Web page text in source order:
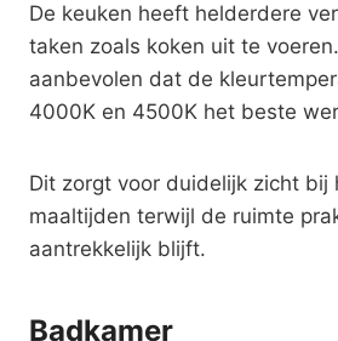
De keuken heeft helderdere
taken zoals koken uit te
aanbevolen dat de
4000K en 4500K het beste
Dit zorgt voor duidelijk zicht bij
maaltijden terwijl de ruimte
aantrekkelijk blijft.
Badkamer